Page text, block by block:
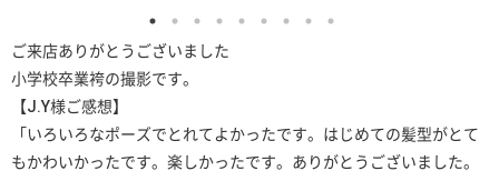
ご来店ありがとうございました
小学校卒業袴の撮影です。
【J.Y様ご感想】
「いろいろなポーズでとれてよかったです。はじめての髪型がとて
もかわいかったです。楽しかったです。ありがとうございました。